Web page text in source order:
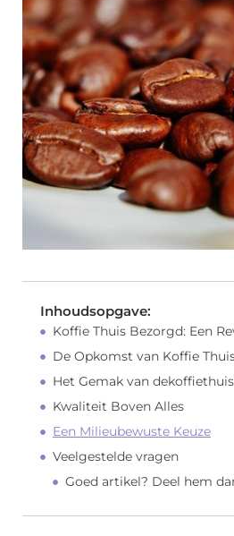
Inhoudsopgave:
Koffie Thuis Bezorgd: Een
De Opkomst van Koffie
Het Gemak van
Kwaliteit Boven Alles
Een Milieubewuste Keuze
Veelgestelde vragen
Goed artikel? Deel hem